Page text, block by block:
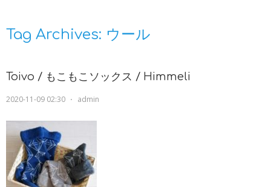
Tag Archives: ウール
Toivo / もこもこソックス / Himmeli
2020-11-09 02:30 ⋅ admin